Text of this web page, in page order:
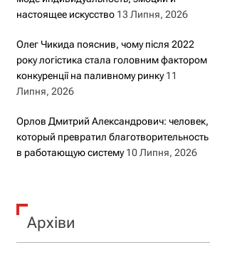
настоящее искусство 13 Липня, 2026
Олег Чикида пояснив, чому після 2022
року логістика стала головним фактором
конкуренції на паливному ринку 11
Липня, 2026
Орлов Дмитрий Александрович: человек,
который превратил благотворительность
в работающую систему 10 Липня, 2026
Архіви